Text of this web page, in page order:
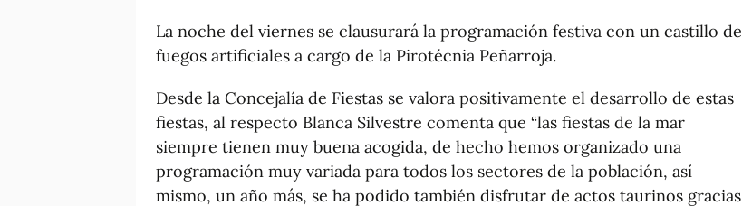
La noche del viernes se clausurará la programación festiva con un castillo de
fuegos artificiales a cargo de la Pirotécnia Peñarroja.
Desde la Concejalía de Fiestas se valora positivamente el desarrollo de estas
fiestas, al respecto Blanca Silvestre comenta que “las fiestas de la mar
siempre tienen muy buena acogida, de hecho hemos organizado una
programación muy variada para todos los sectores de la población, así
mismo, un año más, se ha podido también disfrutar de actos taurinos gracias